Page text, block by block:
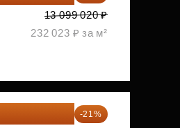
13 099 020 ₽
232 023 ₽ за м²
-21%